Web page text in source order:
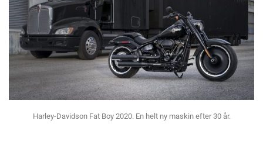
Harley-Davidson Fat Boy 2020. En helt ny maskin efter 30 år.